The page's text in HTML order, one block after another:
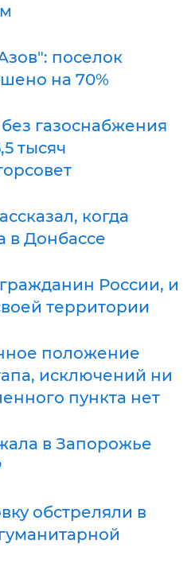
поселок
на 70%
газоснабжения
тысяч
когда
в Донбассе
России, и
территории
положение
исключений ни
пункта нет
в Запорожье
обстреляли в